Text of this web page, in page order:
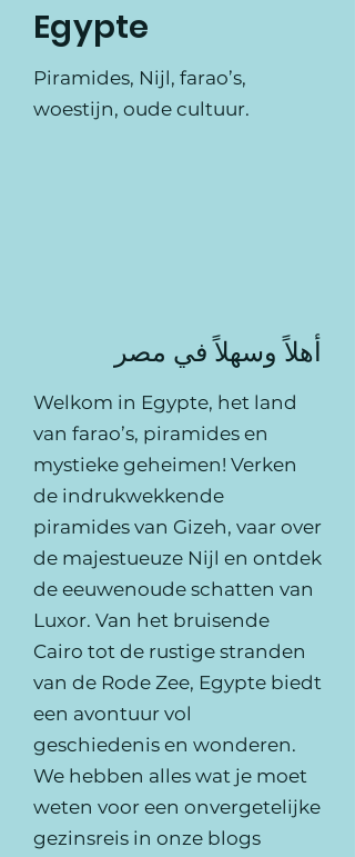
Egypte
Piramides, Nijl, farao’s,
woestijn, oude cultuur.
أهلاً وسهلاً في مصر
Welkom in Egypte, het land
van farao’s, piramides en
mystieke geheimen! Verken
de indrukwekkende
piramides van Gizeh, vaar over
de majestueuze Nijl en ontdek
de eeuwenoude schatten van
Luxor. Van het bruisende
Cairo tot de rustige stranden
van de Rode Zee, Egypte biedt
een avontuur vol
geschiedenis en wonderen.
We hebben alles wat je moet
weten voor een onvergetelijke
gezinsreis in onze blogs